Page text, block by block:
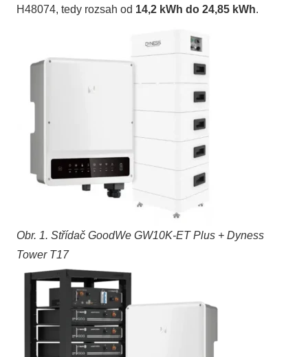
H48074, tedy rozsah od 14,2 kWh do 24,85 kWh.
Obr. 1. Střídač GoodWe GW10K-ET Plus + Dyness
Tower T17